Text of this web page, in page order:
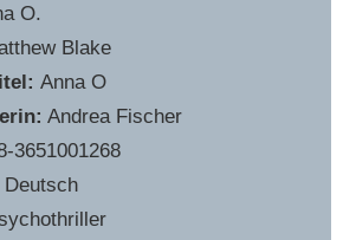
O.
Blake
Anna O
Andrea Fischer
3651001268
Deutsch